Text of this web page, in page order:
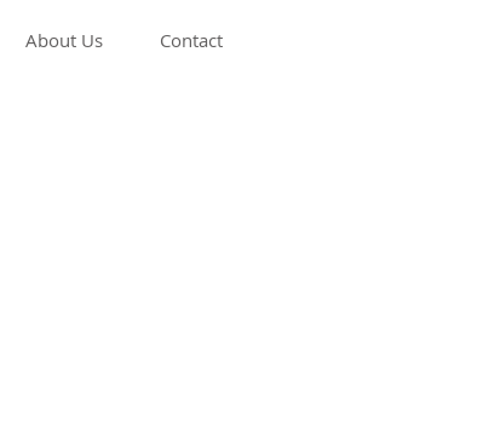
About Us Contact